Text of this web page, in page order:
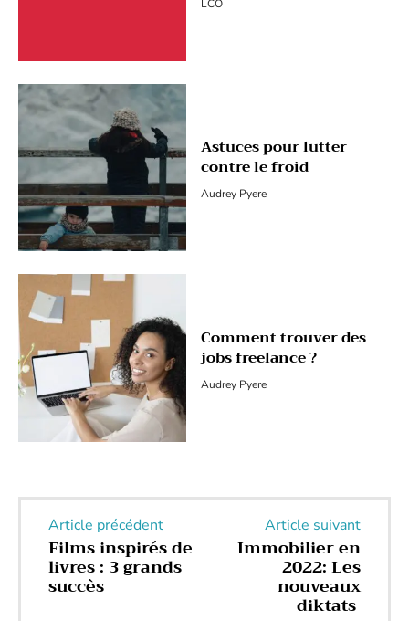
LCO
Astuces pour lutter
contre le froid
Audrey Pyere
Comment trouver des
jobs freelance ?
Audrey Pyere
Article précédent
Films inspirés de
livres : 3 grands
succès
Article suivant
Immobilier en
2022: Les
nouveaux
diktats